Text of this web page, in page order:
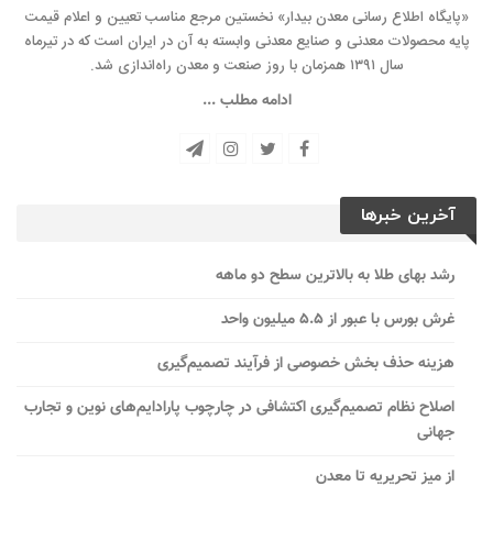
«پایگاه اطلاع رسانی معدن بیدار» نخستین مرجع مناسب تعیین و اعلام قیمت
پایه محصولات معدنی و صنایع معدنی وابسته به آن در ایران است که در تیرماه
سال ۱۳۹۱ همزمان با روز صنعت و معدن راه‌‌اندازی شد.
ادامه مطلب ...
آخرین خبرها
رشد بهای طلا به بالاترین سطح دو ماهه
غرش بورس با عبور از ۵.۵ میلیون واحد
هزینه حذف بخش خصوصی از فرآیند تصمیم‌گیری
اصلاح نظام تصمیم‌گیری اکتشافی در چارچوب پارادایم‌های نوین و تجارب
جهانی
از میز تحریریه تا معدن